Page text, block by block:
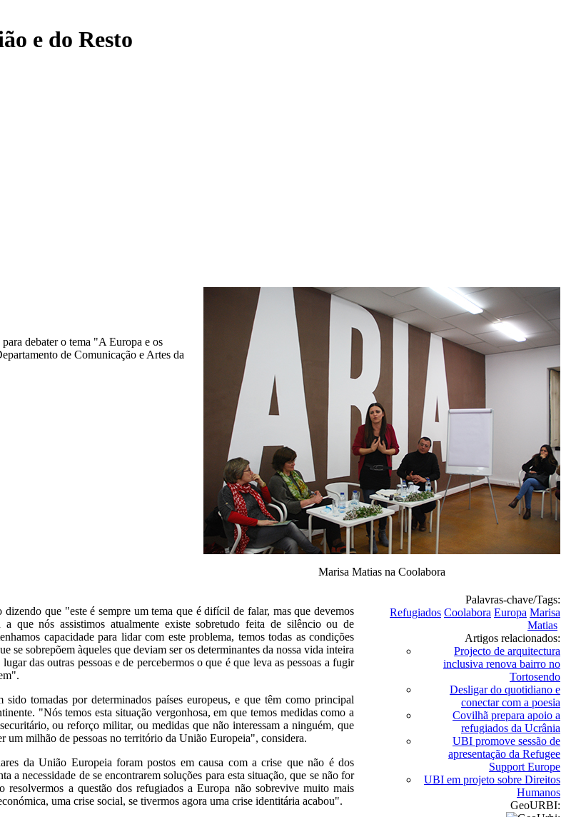
e do Resto
debater o tema "A Europa e os
de Comunicação e Artes da
Marisa Matias na Coolabora
que "este é sempre um tema que é difícil de falar, mas que devemos
que nós assistimos atualmente existe sobretudo feita de silêncio ou de
capacidade para lidar com este problema, temos todas as condições
se sobrepõem àqueles que deviam ser os determinantes da nossa vida inteira
das outras pessoas e de percebermos o que é que leva as pessoas a fugir
tomadas por determinados países europeus, e que têm como principal
"Nós temos esta situação vergonhosa, em que temos medidas como a
ou reforço militar, ou medidas que não interessam a ninguém, que
um milhão de pessoas no território da União Europeia", considera.
da União Europeia foram postos em causa com a crise que não é dos
a necessidade de se encontrarem soluções para esta situação, que se não for
a questão dos refugiados a Europa não sobrevive muito mais
uma crise social, se tivermos agora uma crise identitária acabou".
Palavras-chave/Tags:
Refugiados Coolabora Europa Marisa
Matias
Artigos relacionados:
Projecto de arquitectura
inclusiva renova bairro no
Tortosendo
Desligar do quotidiano e
conectar com a poesia
Covilhã prepara apoio a
refugiados da Ucrânia
UBI promove sessão de
apresentação da Refugee
Support Europe
UBI em projeto sobre Direitos
Humanos
GeoURBI: